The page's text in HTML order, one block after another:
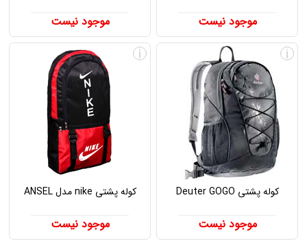
موجود نیست موجود نیست
کوله پشتی Deuter GOGO
موجود نیست
i
کوله پشتی nike مدل ANSEL
موجود نیست
i